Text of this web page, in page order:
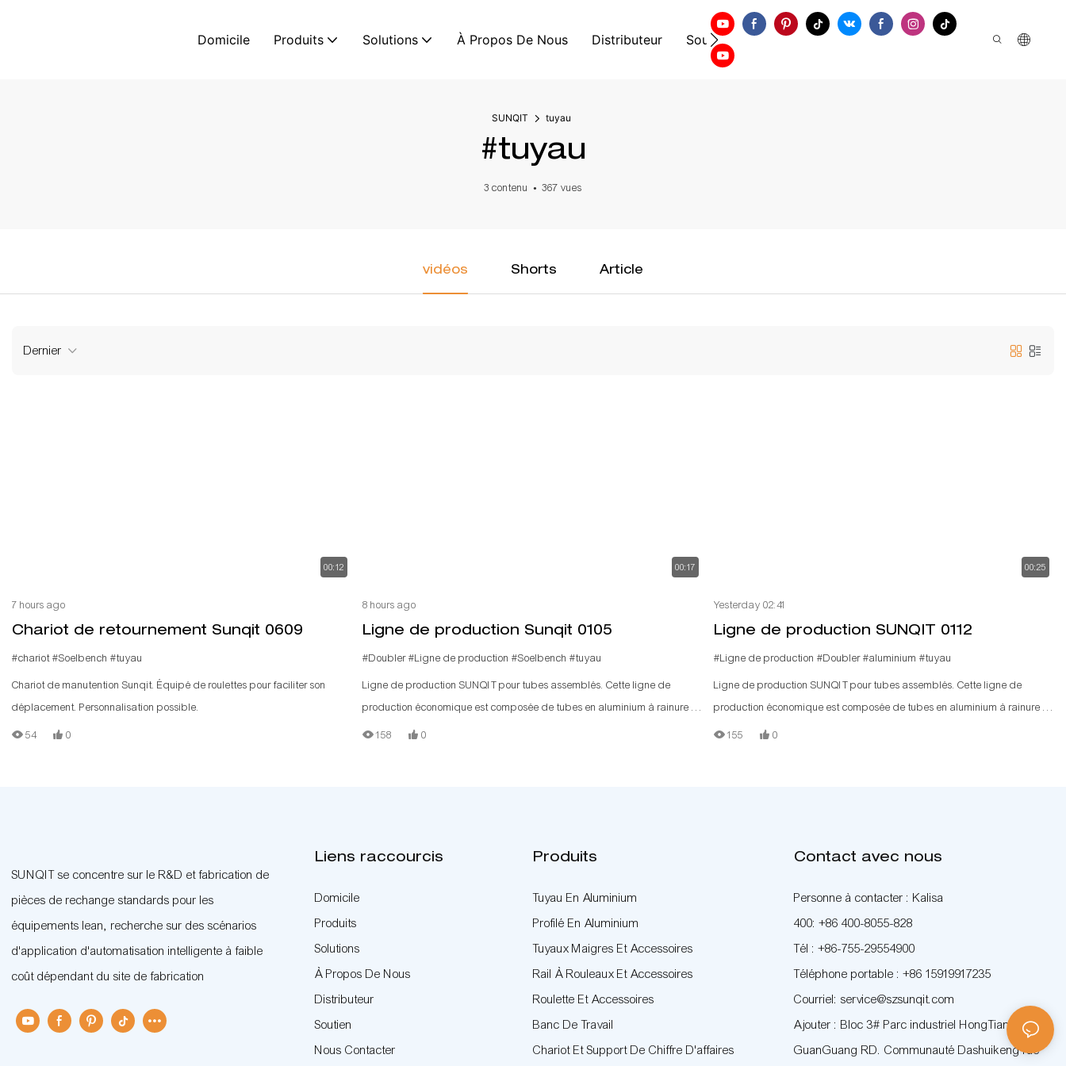
Domicile Produits Solutions À Propos De Nous Distributeur Soutien Nous Contacter
SUNQIT tuyau
#tuyau
3 contenu 367 vues
vidéos Shorts Article
Dernier
00:12
7 hours ago
Chariot de retournement Sunqit 0609
#chariot#Soelbench #tuyau
Chariot de manutention Sunqit. Équipé de roulettes pour faciliter son
déplacement. Personnalisation possible.
54 0
00:17
8 hours ago
Ligne de production Sunqit 0105
#Doubler #Ligne de production #Soelbench #tuyau
Ligne de production SUNQIT pour tubes assemblés. Cette ligne de
production économique est composée de tubes en aluminium à rainure en
T, de connecteurs en aluminium, de rails à rouleaux en acier et de
158 0
00:25
Yesterday 02:41
Ligne de production SUNQIT 0112
#Ligne de production #Doubler#aluminium #tuyau
Ligne de production SUNQIT pour tubes assemblés. Cette ligne de
production économique est composée de tubes en aluminium à rainure en
T, de connecteurs en aluminium, de rails à rouleaux en acier et de
155 0
SUNQIT se concentre sur le R&D et fabrication de
pièces de rechange standards pour les
équipements lean, recherche sur des scénarios
d'application d'automatisation intelligente à faible
coût dépendant du site de fabrication
Liens raccourcis
Domicile
Produits
Solutions
À Propos De Nous
Distributeur
Soutien
Nous Contacter
Produits
Tuyau En Aluminium
Profilé En Aluminium
Tuyaux Maigres Et Accessoires
Rail À Rouleaux Et Accessoires
Roulette Et Accessoires
Banc De Travail
Chariot Et Support De Chiffre D'affaires
Contact avec nous
Personne à contacter : Kalisa
400: +86 400-8055-828
Tél : +86-755-29554900
Téléphone portable : +86 15919917235
Courriel: service@szsunqit.com
Ajouter : Bloc 3# Parc industriel HongTianFu
GuanGuang RD. Communauté Dashuikeng rue